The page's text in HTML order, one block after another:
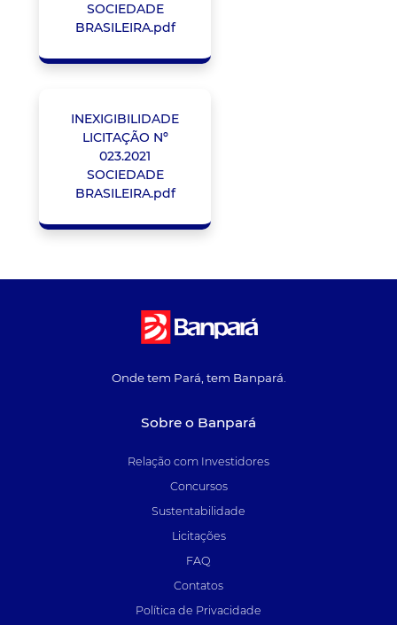
SOCIEDADE
BRASILEIRA.pdf
INEXIGIBILIDADE
LICITAÇÃO Nº
023.2021
SOCIEDADE
BRASILEIRA.pdf
Onde tem Pará, tem Banpará.
Sobre o Banpará
Relação com Investidores
Concursos
Sustentabilidade
Licitações
FAQ
Contatos
Política de Privacidade